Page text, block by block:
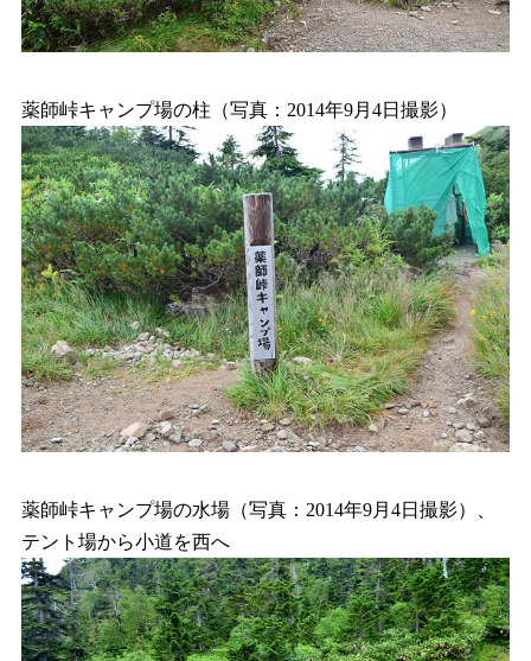
薬師峠キャンプ場の柱（写真：2014年9月4日撮影）
薬師峠キャンプ場の水場（写真：2014年9月4日撮影）、
テント場から小道を西へ